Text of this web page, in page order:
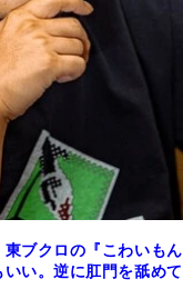
東ブクロの『こわいもん
い。逆に肛門を舐めて